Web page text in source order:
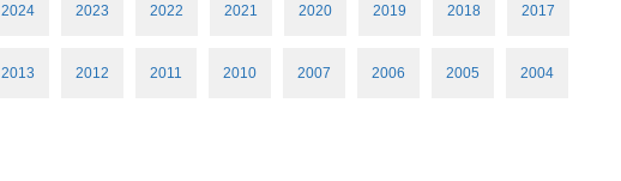
2024 2023 2022 2021 2020 2019 2018 2017
2013 2012 2011 2010 2007 2006 2005 2004